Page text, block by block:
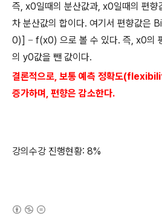
즉, x0일때의 분산값과, x0일때의 편향
차 분산값의 합이다. 여기서 편향값은
0)] − f(x0) 으로 볼 수 있다. 즉, x0의
의 y0값을 뺀 값이다.
결론적으로, 보통 예측 정확도
증가하며, 편향은 감소한다.
강의수강 진행현황: 8%